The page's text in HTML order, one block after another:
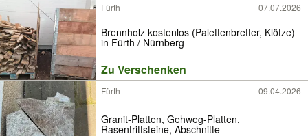
Fürth 07.07.2026
Brennholz kostenlos (Palettenbretter, Klötze)
in Fürth / Nürnberg
Zu Verschenken
Fürth 09.04.2026
Granit-Platten, Gehweg-Platten,
Rasentrittsteine, Abschnitte